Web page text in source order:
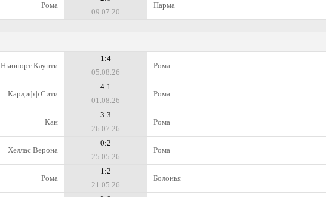
Рома
09.07.20
Парма
Ньюпорт Каунти
1:4
05.08.26
Рома
Кардифф Сити
4:1
01.08.26
Рома
Кан
3:3
26.07.26
Рома
Хеллас Верона
0:2
25.05.26
Рома
Рома
1:2
21.05.26
Болонья